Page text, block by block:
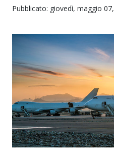
Pubblicato: giovedì, maggio